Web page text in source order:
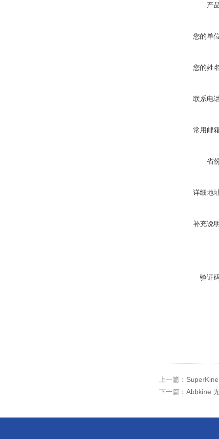
产
您的单
您的姓
联系电
常用邮
省
详细地
补充说
验证
上一篇：
下一篇： Abbkine